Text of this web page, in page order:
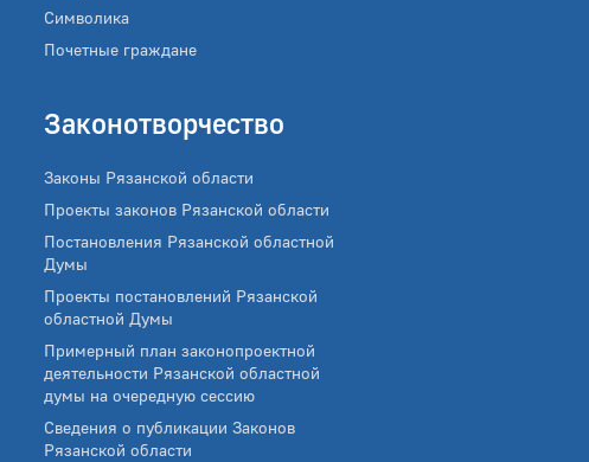
Символика
Почетные граждане
Законотворчество
Законы Рязанской области
Проекты законов Рязанской области
Постановления Рязанской областной
Думы
Проекты постановлений Рязанской
областной Думы
Примерный план законопроектной
деятельности Рязанской областной
думы на очередную сессию
Сведения о публикации Законов
Рязанской области